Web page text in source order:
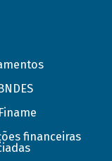
financeiras